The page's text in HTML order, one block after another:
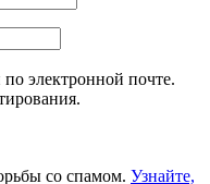
электронной почте.
со спамом. Узнайте,